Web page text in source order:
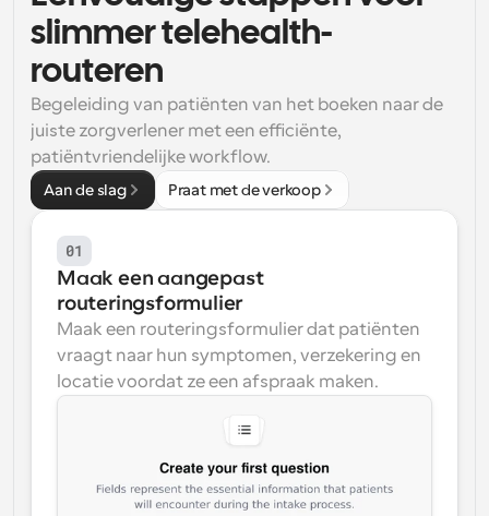
Supercharged planning met AI-gestuurde
oproepen
Workflow
Automatiseer planning en herinneringen
Blog
Blijf op de hoogte van het laatste nieuws en updates
Instant Vergaderingen
Ontmoet cliënten binnen enkele minuten
Dynamische Groep Links
Boek naadloos vergaderingen met meerdere mensen
Webhooks
Ontvang een melding wanneer er iets gebeurt
slimmer telehealth-
routeren
Begeleiding van patiënten van het boeken naar de
juiste zorgverlener met een efficiënte,
patiëntvriendelijke workflow.
Aan de slag Praat met de verkoop
01
Maak een aangepast
routeringsformulier
Maak een routeringsformulier dat patiënten
vraagt naar hun symptomen, verzekering en
locatie voordat ze een afspraak maken.